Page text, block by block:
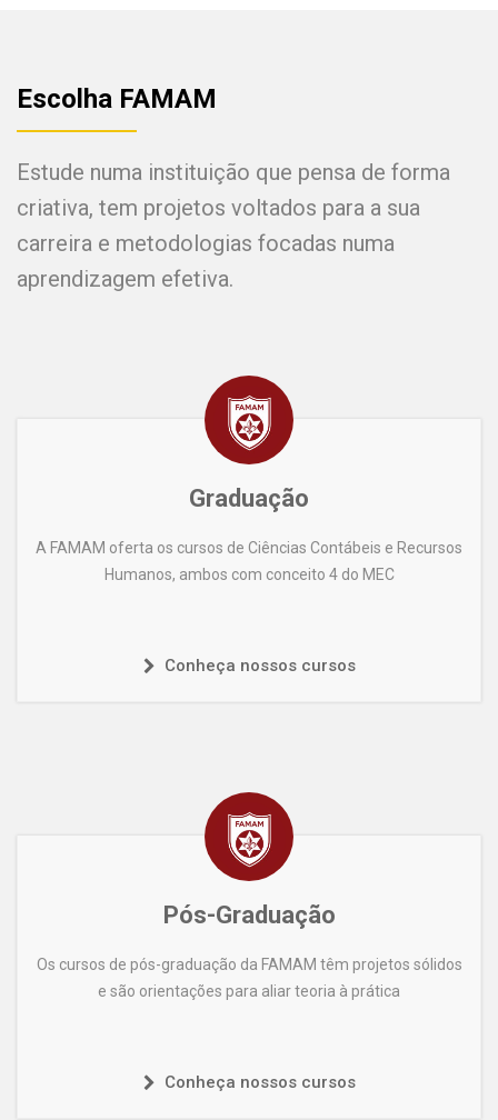
Escolha FAMAM
Estude numa instituição que pensa de forma
criativa, tem projetos voltados para a sua
carreira e metodologias focadas numa
aprendizagem efetiva.
Graduação
A FAMAM oferta os cursos de Ciências Contábeis e Recursos
Humanos, ambos com conceito 4 do MEC
Conheça nossos cursos
Pós-Graduação
Os cursos de pós-graduação da FAMAM têm projetos sólidos
e são orientações para aliar teoria à prática
Conheça nossos cursos